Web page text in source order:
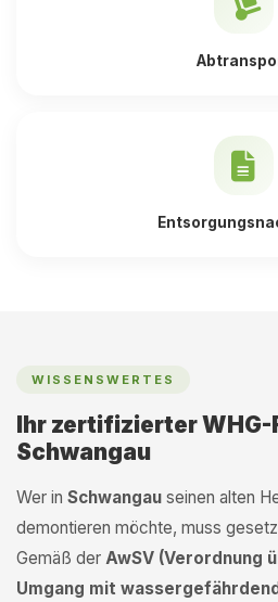
WISSENSWERTES
Ihr zertifizierter
Schwangau
Wer in Schwangau seinen alten
demontieren möchte, muss
Gemäß der AwSV (Verordnung
Umgang mit